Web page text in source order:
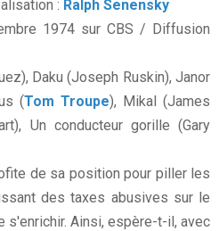
: Ralph Senensky
1974 sur CBS / Diffusion
Daku (Joseph Ruskin), Janor
(Tom Troupe), Mikal (James
Un conducteur gorille (Gary
de sa position pour piller les
des taxes abusives sur le
s'enrichir. Ainsi, espère-t-il, avec